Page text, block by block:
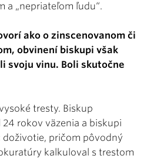
a „nepriateľom ľudu“.
ako o zinscenovanom či
obvinení biskupi však
svoju vinu. Boli skutočne
tresty. Biskup
rokov väzenia a biskupi
doživotie, pričom pôvodný
kalkuloval s trestom